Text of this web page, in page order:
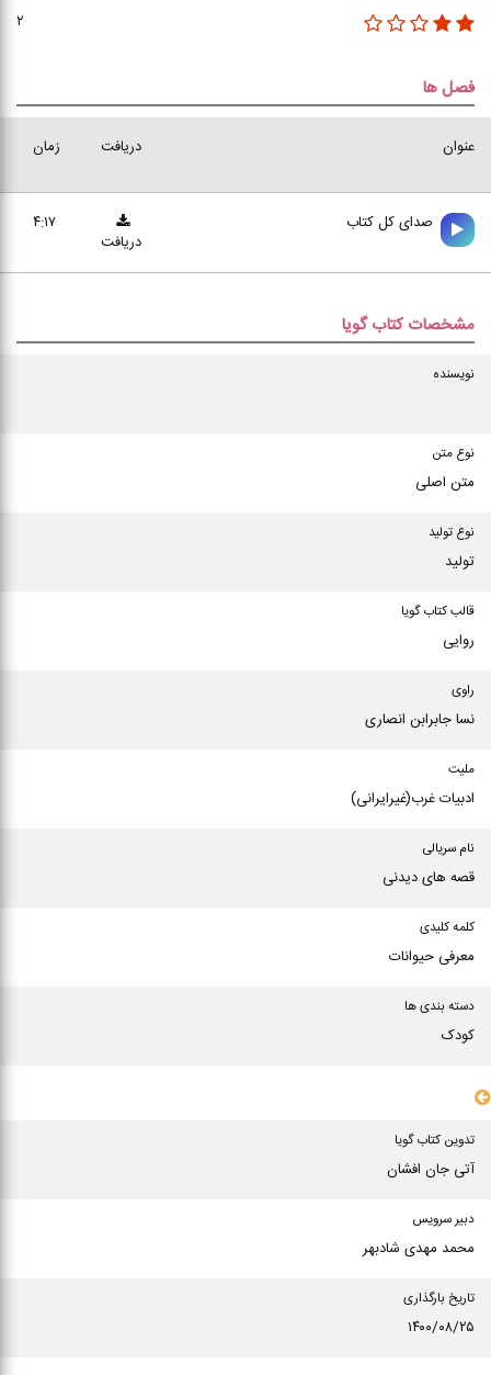
۲
فصل ها
عنوان زمان دریافت
صدای کل کتاب
۴:۱۷
دریافت
مشخصات کتاب گویا
نویسنده
نوع متن
متن اصلی
نوع تولید
تولید
قالب کتاب گویا
روایی
راوی
نسا جابرابن انصاری
ملیت
ادبیات غرب(غیرایرانی)
نام سریالی
قصه های دیدنی
کلمه کلیدی
معرفی حیوانات
دسته بندی ها
کودک
تدوین کتاب گویا
آتی جان افشان
دبیر سرویس
محمد مهدی شادبهر
تاریخ بارگذاری
۱۴۰۰/۰۸/۲۵